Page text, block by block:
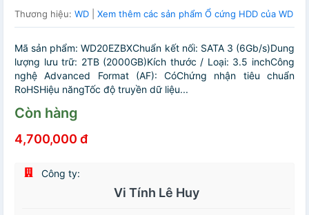
Thương hiệu: WD Xem thêm các sản phẩm Ổ cứng HDD của WD
Mã sản phẩm: WD20EZBXChuẩn kết nối: SATA 3 (6Gb/s)Dung
lượng lưu trữ: 2TB (2000GB)Kích thước / Loại: 3.5 inchCông
nghệ Advanced Format (AF): CóChứng nhận tiêu chuẩn
RoHSHiệu năngTốc độ truyền dữ liệu...
Còn hàng
4,700,000 đ
Công ty:
Vi Tính Lê Huy